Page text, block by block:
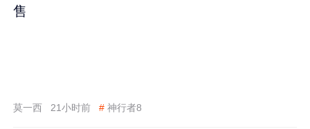
售
莫一西 21小时前 # 神行者8